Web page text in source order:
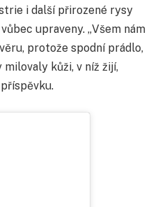
i další přirozené rysy
upraveny. „Všem nám
protože spodní prádlo,
milovaly kůži, v níž žijí,